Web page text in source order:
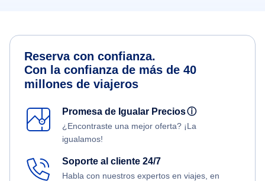
Reserva con confianza.
Con la confianza de más de 40
millones de viajeros
Promesa de Igualar Preciosⓘ
¿Encontraste una mejor oferta? ¡La
igualamos!
Soporte al cliente 24/7
Habla con nuestros expertos en viajes, en